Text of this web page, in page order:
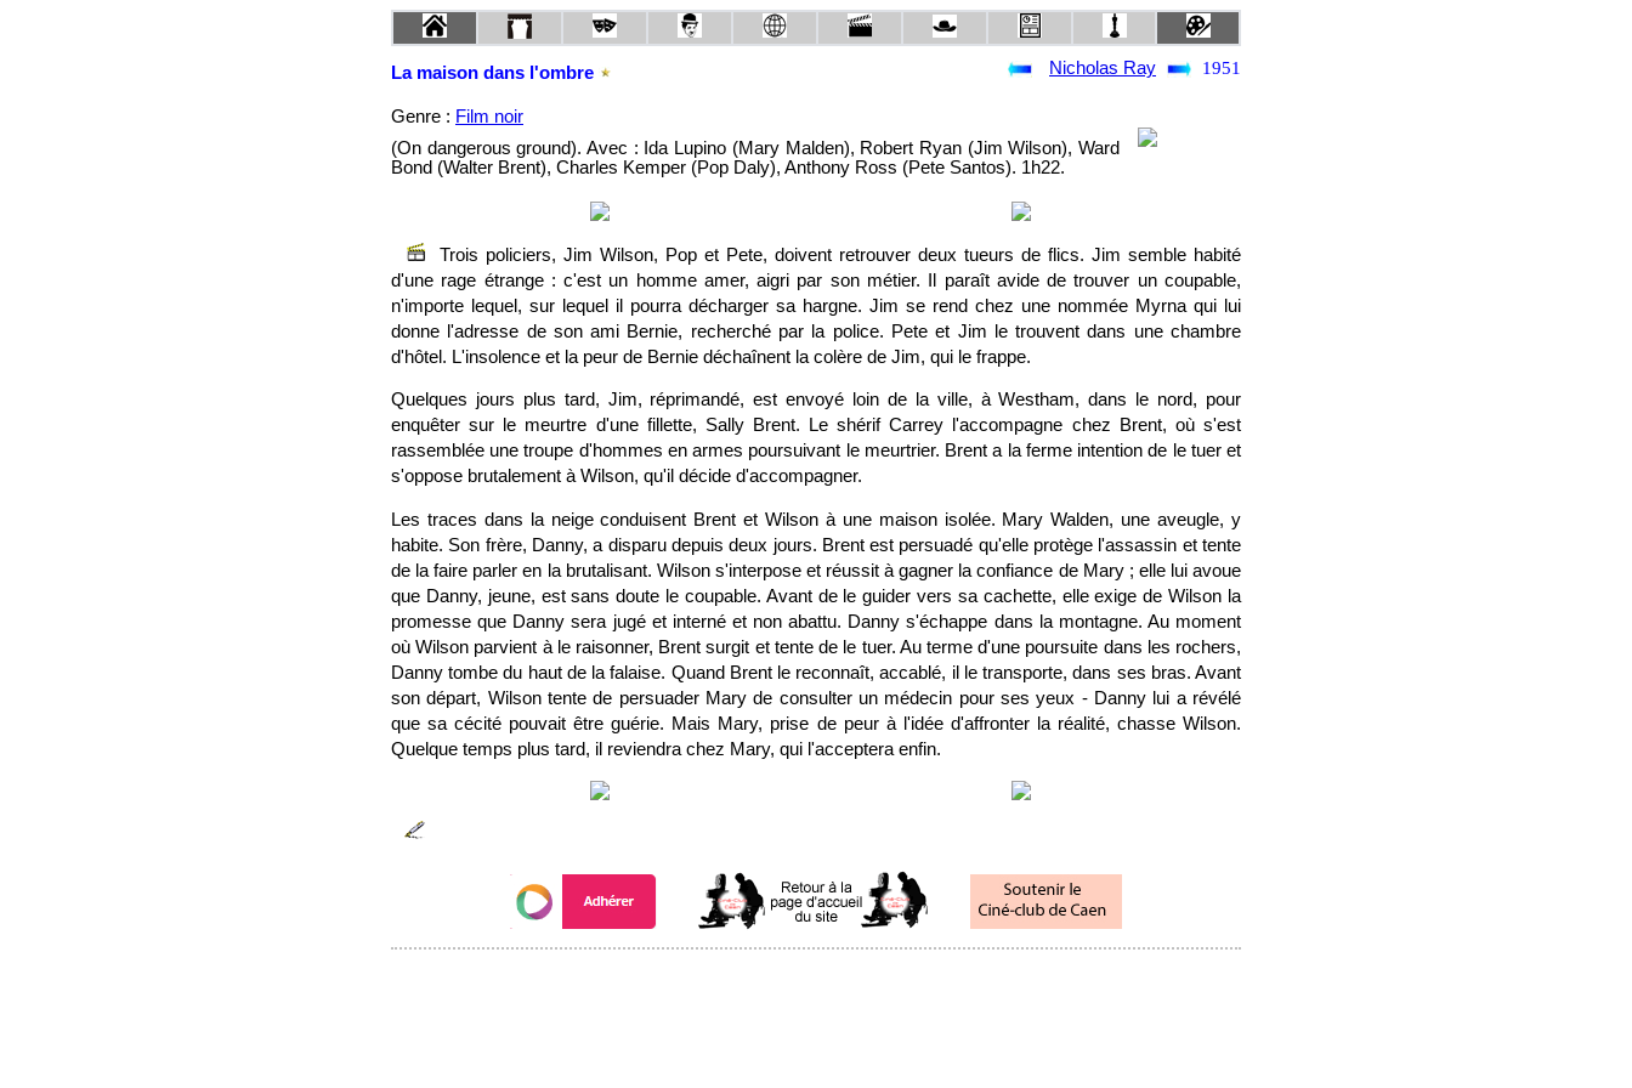
La maison dans l'ombre Nicholas Ray 1951
Genre : Film noir
(On dangerous ground). Avec : Ida Lupino (Mary Malden), Robert Ryan (Jim Wilson), Ward
Bond (Walter Brent), Charles Kemper (Pop Daly), Anthony Ross (Pete Santos). 1h22.
Trois policiers, Jim Wilson, Pop et Pete, doivent retrouver deux tueurs de flics. Jim semble habité
d'une rage étrange : c'est un homme amer, aigri par son métier. Il paraît avide de trouver un coupable,
n'importe lequel, sur lequel il pourra décharger sa hargne. Jim se rend chez une nommée Myrna qui lui
donne l'adresse de son ami Bernie, recherché par la police. Pete et Jim le trouvent dans une chambre
d'hôtel. L'insolence et la peur de Bernie déchaînent la colère de Jim, qui le frappe.
Quelques jours plus tard, Jim, réprimandé, est envoyé loin de la ville, à Westham, dans le nord, pour
enquêter sur le meurtre d'une fillette, Sally Brent. Le shérif Carrey l'accompagne chez Brent, où s'est
rassemblée une troupe d'hommes en armes poursuivant le meurtrier. Brent a la ferme intention de le tuer et
s'oppose brutalement à Wilson, qu'il décide d'accompagner.
Les traces dans la neige conduisent Brent et Wilson à une maison isolée. Mary Walden, une aveugle, y
habite. Son frère, Danny, a disparu depuis deux jours. Brent est persuadé qu'elle protège l'assassin et tente
de la faire parler en la brutalisant. Wilson s'interpose et réussit à gagner la confiance de Mary ; elle lui avoue
que Danny, jeune, est sans doute le coupable. Avant de le guider vers sa cachette, elle exige de Wilson la
promesse que Danny sera jugé et interné et non abattu. Danny s'échappe dans la montagne. Au moment
où Wilson parvient à le raisonner, Brent surgit et tente de le tuer. Au terme d'une poursuite dans les rochers,
Danny tombe du haut de la falaise. Quand Brent le reconnaît, accablé, il le transporte, dans ses bras. Avant
son départ, Wilson tente de persuader Mary de consulter un médecin pour ses yeux - Danny lui a révélé
que sa cécité pouvait être guérie. Mais Mary, prise de peur à l'idée d'affronter la réalité, chasse Wilson.
Quelque temps plus tard, il reviendra chez Mary, qui l'acceptera enfin.